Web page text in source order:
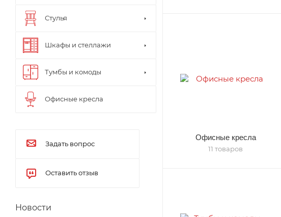
Офисные кресла
11 товаров
Стулья
Шкафы и стеллажи
Тумбы и комоды
Офисные кресла
Задать вопрос
Оставить отзыв
Новости